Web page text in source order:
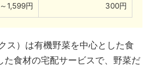
～1,599円 300円
ス）は有機野菜を中心とした食
た食材の宅配サービスで、野菜だ